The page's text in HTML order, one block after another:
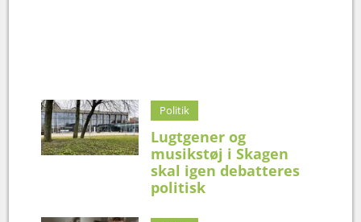
Politik
Lugtgener og
musikstøj i Skagen
skal igen debatteres
politisk